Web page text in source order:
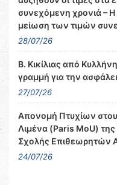
συνεχόμενη χρονιά –
μείωση των τιμών
28/07/26
Β. Κικίλιας από
γραμμή για την
27/07/26
Απονομή Πτυχίων
Λιμένα (Paris MoU) της
Σχολής Επιθεωρητών
24/07/26